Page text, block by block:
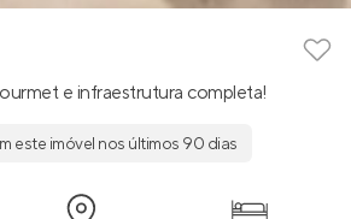
e infraestrutura completa!
este imóvel nos últimos 90 dias